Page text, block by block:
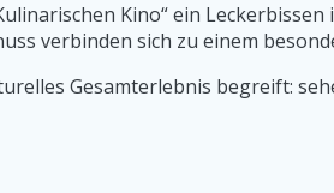
Kino“ ein
verbinden sich zu einem
Gesamterlebnis begreift: